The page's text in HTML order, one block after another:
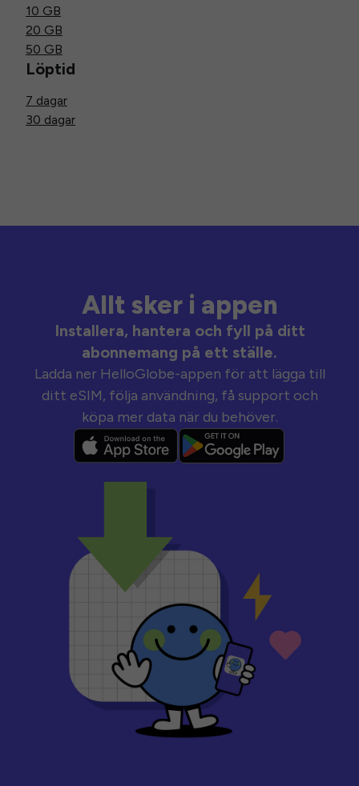
10 GB
20 GB
50 GB
Löptid
7 dagar
30 dagar
Allt sker i appen
Installera, hantera och fyll på ditt
abonnemang på ett ställe.
Ladda ner HelloGlobe-appen för att lägga till
ditt eSIM, följa användning, få support och
köpa mer data när du behöver.